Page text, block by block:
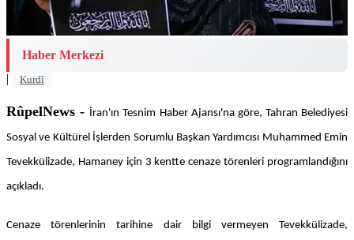
Haber Merkezi
|
Kurdî
RûpelNews - İran'ın Tesnim Haber Ajansı'na göre, Tahran Belediyesi
Sosyal ve Kültürel İşlerden Sorumlu Başkan Yardımcısı Muhammed Emin
Tevekkülizade, Hamaney için 3 kentte cenaze törenleri programlandığını
açıkladı.
Cenaze törenlerinin tarihine dair bilgi vermeyen Tevekkülizade,